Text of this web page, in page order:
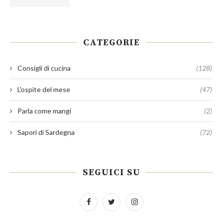
CATEGORIE
Consigli di cucina (128)
L'ospite del mese (47)
Parla come mangi (2)
Sapori di Sardegna (72)
SEGUICI SU